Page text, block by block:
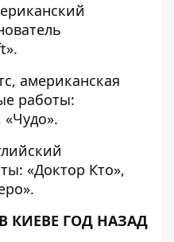
американская
работы:
«Чудо».
«Доктор Кто»,
КИЕВЕ ГОД НАЗАД